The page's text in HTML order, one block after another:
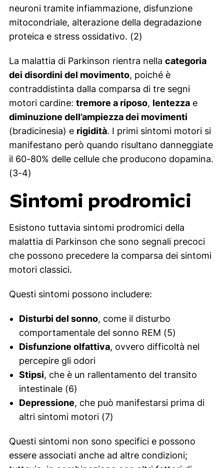
neuroni tramite infiammazione, disfunzione
mitocondriale, alterazione della degradazione
proteica e stress ossidativo. (2)
La malattia di Parkinson rientra nella categoria
dei disordini del movimento, poiché è
contraddistinta dalla comparsa di tre segni
motori cardine: tremore a riposo, lentezzae
diminuzione dell’ampiezza dei movimenti
(bradicinesia) e rigidità. I primi sintomi motori si
manifestano però quando risultano danneggiate
il 60-80% delle cellule che producono dopamina.
(3-4)
Sintomi prodromici
Esistono tuttavia sintomi prodromici della
malattia di Parkinson che sono segnali precoci
che possono precedere la comparsa dei sintomi
motori classici.
Questi sintomi possono includere:
Disturbi del sonno, come il disturbo
comportamentale del sonno REM (5)
Disfunzione olfattiva, ovvero difficoltà nel
percepire gli odori
Stipsi, che è un rallentamento del transito
intestinale (6)
Depressione, che può manifestarsi prima di
altri sintomi motori (7)
Questi sintomi non sono specifici e possono
essere associati anche ad altre condizioni;